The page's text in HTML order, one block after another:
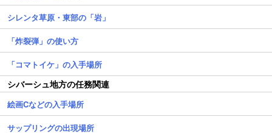
シレンタ草原・東部の「岩」
「炸裂弾」の使い方
「コマトイケ」の入手場所
シバーシュ地方の任務関連
絵画Cなどの入手場所
サップリングの出現場所